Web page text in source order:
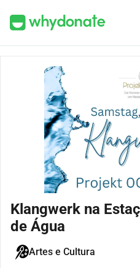
Klangwerk na
de Água
Artes e Cultura